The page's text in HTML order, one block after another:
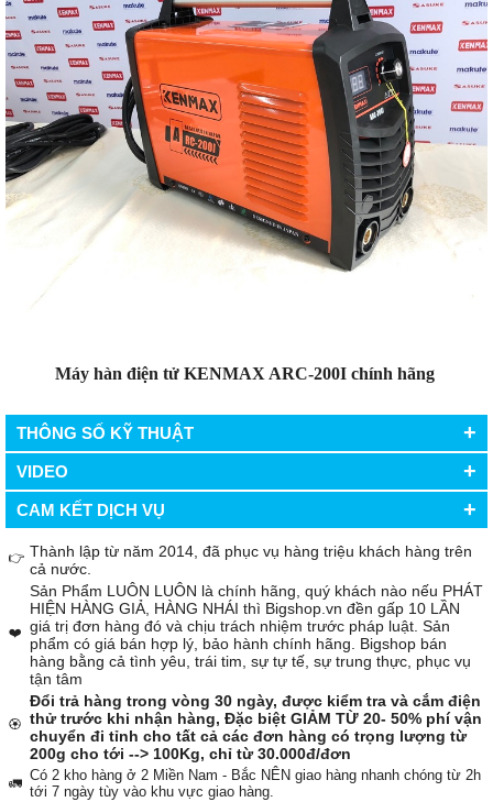
Máy hàn điện tử KENMAX ARC-200I chính hãng
THÔNG SỐ KỸ THUẬT +
VIDEO +
CAM KẾT DỊCH VỤ +
👉 Thành lập từ năm 2014, đã phục vụ hàng triệu khách hàng trên
cả nước.
❤️
Sản Phẩm LUÔN LUÔN là chính hãng, quý khách nào nếu PHÁT
HIỆN HÀNG GIẢ, HÀNG NHÁI thì Bigshop.vn đền gấp 10 LẦN
giá trị đơn hàng đó và chịu trách nhiệm trước pháp luật. Sản
phẩm có giá bán hợp lý, bảo hành chính hãng. Bigshop bán
hàng bằng cả tình yêu, trái tim, sự tự tế, sự trung thực, phục vụ
tận tâm
🏵️
Đổi trả hàng trong vòng 30 ngày, được kiểm tra và cắm điện
thử trước khi nhận hàng, Đặc biệt GIẢM TỪ 20- 50% phí vận
chuyển đi tỉnh cho tất cả các đơn hàng có trọng lượng từ
200g cho tới --> 100Kg, chỉ từ 30.000đ/đơn
🚛 Có 2 kho hàng ở 2 Miền Nam - Bắc NÊN giao hàng nhanh chóng từ 2h
tới 7 ngày tùy vào khu vực giao hàng.